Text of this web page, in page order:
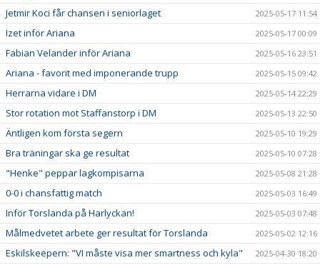
Jetmir Koci får chansen i seniorlaget 2025-05-17 11:54
Izet inför Ariana 2025-05-17 00:09
Fabian Velander inför Ariana 2025-05-16 23:51
Ariana - favorit med imponerande trupp 2025-05-15 09:42
Herrarna vidare i DM 2025-05-14 22:29
Stor rotation mot Staffanstorp i DM 2025-05-13 22:50
Äntligen kom första segern 2025-05-10 19:29
Bra träningar ska ge resultat 2025-05-10 07:28
"Henke" peppar lagkompisarna 2025-05-08 21:28
0-0 i chansfattig match 2025-05-03 16:49
Inför Torslanda på Harlyckan! 2025-05-03 07:48
Målmedvetet arbete ger resultat för Torslanda 2025-05-02 12:16
Eskilskeepern: "VI måste visa mer smartness och kyla" 2025-04-30 18:20